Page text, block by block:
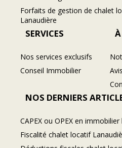
Forfaits de gestion de chalet
Lanaudière
SERVICES
Nos services exclusifs
Conseil Immobilier
NOS DERNIERS
CAPEX ou OPEX en
Fiscalité chalet locatif